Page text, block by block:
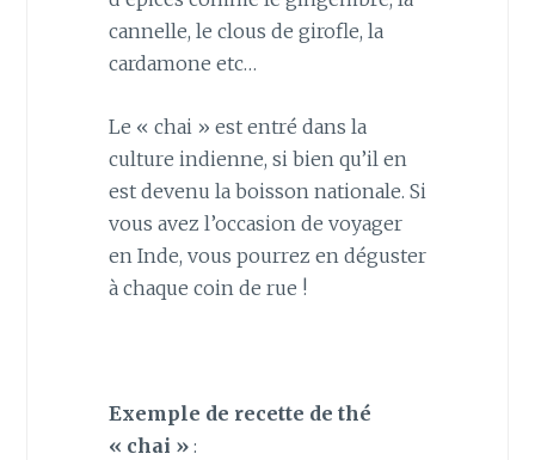
cannelle, le clous de girofle, la
cardamone etc…
Le « chai » est entré dans la
culture indienne, si bien qu’il en
est devenu la boisson nationale. Si
vous avez l’occasion de voyager
en Inde, vous pourrez en déguster
à chaque coin de rue !
Exemple de recette de thé
« chai »: